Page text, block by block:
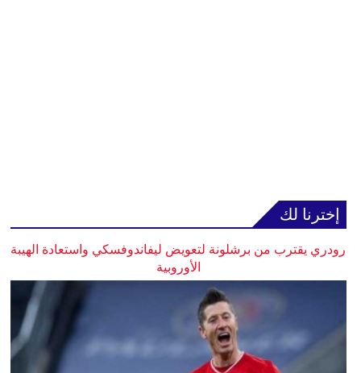
إخترنا لك
رودري يقترب من برشلونة لتعويض ليفاندوفسكي واستعادة الهيبة
الأوروبية